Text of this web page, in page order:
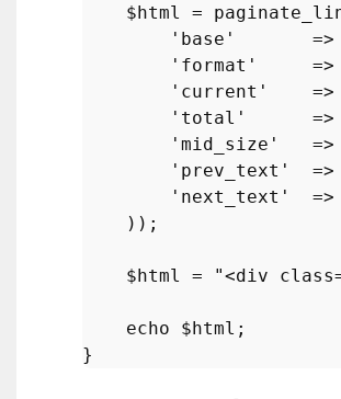
$html =
'base'
       =>
'format'
     =>
'current'
    =>
'total'
      =>
'mid_size'
   =>
'prev_text'
  =>
'next_text'
  =>
    ));
$html = "<div
echo $html ;